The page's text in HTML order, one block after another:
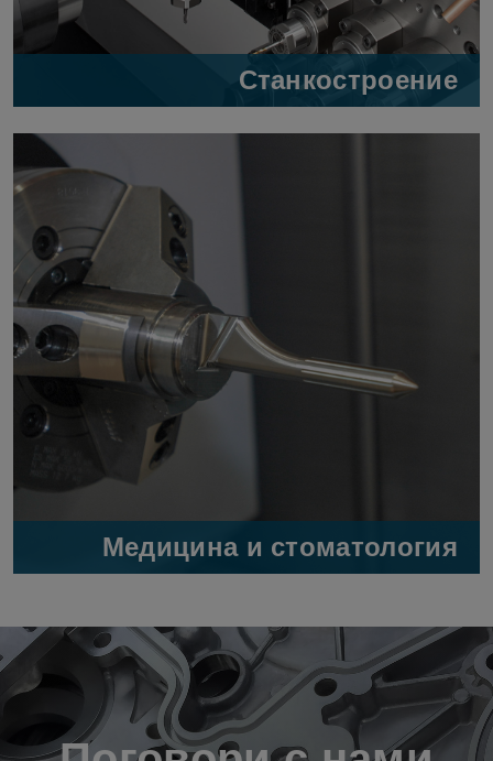
Станкостроение
Медицина и стоматология